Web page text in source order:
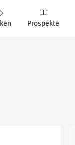
Prospekte